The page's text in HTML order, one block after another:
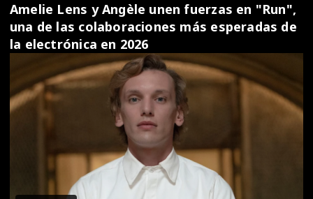
Amelie Lens y Angèle unen fuerzas en "Run",
una de las colaboraciones más esperadas de
la electrónica en 2026